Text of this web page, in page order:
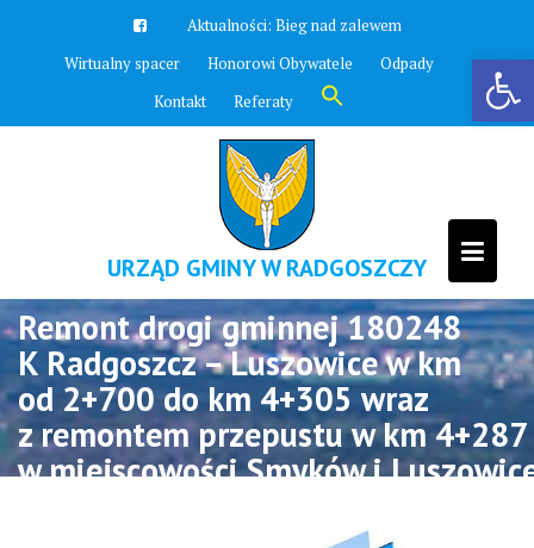
Otwórz pasek narzędzi
Aktualności: Bieg nad zalewem
Wirtualny spacer
Honorowi Obywatele
Odpady
Kontakt
Referaty Search
for:
Search Button
URZĄD GMINY W RADGOSZCZY
Remont drogi gminnej 180248
K Radgoszcz – Luszowice w km
od 2+700 do km 4+305 wraz
z remontem przepustu w km 4+287
w miejscowości Smyków i